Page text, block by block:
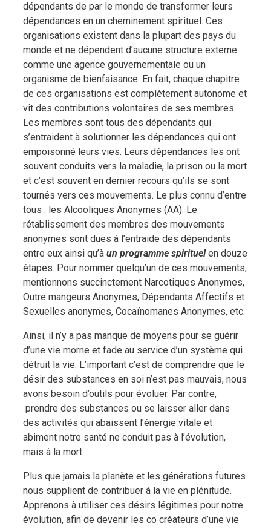
dépendants de par le monde de transformer leurs
dépendances en un cheminement spirituel. Ces
organisations existent dans la plupart des pays du
monde et ne dépendent d’aucune structure externe
comme une agence gouvernementale ou un
organisme de bienfaisance. En fait, chaque chapitre
de ces organisations est complètement autonome et
vit des contributions volontaires de ses membres.
Les membres sont tous des dépendants qui
s’entraident à solutionner les dépendances qui ont
empoisonné leurs vies. Leurs dépendances les ont
souvent conduits vers la maladie, la prison ou la mort
et c’est souvent en dernier recours qu’ils se sont
tournés vers ces mouvements. Le plus connu d’entre
tous : les Alcooliques Anonymes (AA). Le
rétablissement des membres des mouvements
anonymes sont dues à l’entraide des dépendants
entre eux ainsi qu’à un programme spirituelen douze
étapes. Pour nommer quelqu’un de ces mouvements,
mentionnons succinctement Narcotiques Anonymes,
Outre mangeurs Anonymes, Dépendants Affectifs et
Sexuelles anonymes, Cocaïnomanes Anonymes, etc.
Ainsi, il n’y a pas manque de moyens pour se guérir
d’une vie morne et fade au service d’un système qui
détruit la vie. L’important c’est de comprendre que le
désir des substances en soi n’est pas mauvais, nous
avons besoin d’outils pour évoluer. Par contre,
prendre des substances ou se laisser aller dans
des activités qui abaissent l’énergie vitale et
abiment notre santé ne conduit pas à l’évolution,
mais à la mort.
Plus que jamais la planète et les générations futures
nous supplient de contribuer à la vie en plénitude.
Apprenons à utiliser ces désirs légitimes pour notre
évolution, afin de devenir les co créateurs d’une vie